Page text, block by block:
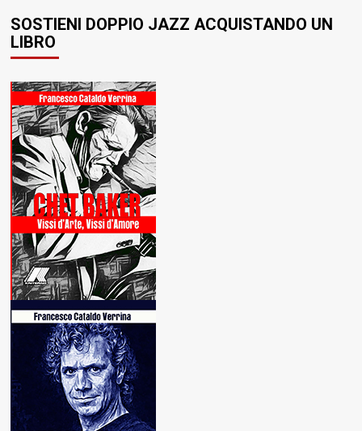
SOSTIENI DOPPIO JAZZ ACQUISTANDO UN
LIBRO